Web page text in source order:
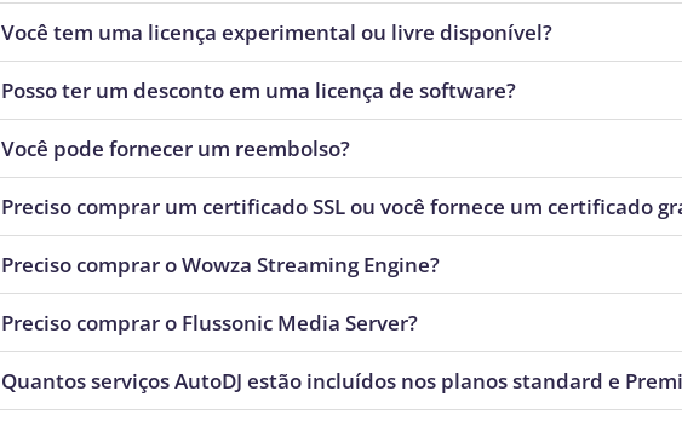
Você tem uma licença experimental ou livre disponível?
Posso ter um desconto em uma licença de software?
Você pode fornecer um reembolso?
Preciso comprar um certificado SSL ou você fornece um certificado
Preciso comprar o Wowza Streaming Engine?
Preciso comprar o Flussonic Media Server?
Quantos serviços AutoDJ estão incluídos nos planos standard e